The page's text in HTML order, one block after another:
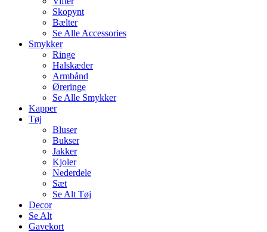
Skopynt
Bælter
Se Alle Accessories
Smykker
Ringe
Halskæder
Armbånd
Øreringe
Se Alle Smykker
Kapper
Tøj
Bluser
Bukser
Jakker
Kjoler
Nederdele
Sæt
Se Alt Tøj
Decor
Se Alt
Gavekort